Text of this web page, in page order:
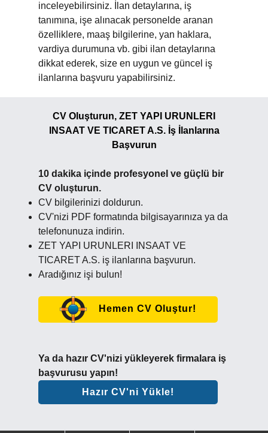
inceleyebilirsiniz. İlan detaylarına, iş
tanımına, işe alınacak personelde aranan
özelliklere, maaş bilgilerine, yan haklara,
vardiya durumuna vb. gibi ilan detaylarına
dikkat ederek, size en uygun ve güncel iş
ilanlarına başvuru yapabilirsiniz.
CV Oluşturun, ZET YAPI URUNLERI
INSAAT VE TICARET A.S. İş İlanlarına
Başvurun
10 dakika içinde profesyonel ve güçlü bir
CV oluşturun.
CV bilgilerinizi doldurun.
CV'nizi PDF formatında bilgisayarınıza ya da
telefonunuza indirin.
ZET YAPI URUNLERI INSAAT VE
TICARET A.S. iş ilanlarına başvurun.
Aradığınız işi bulun!
Hemen CV Oluştur!
Ya da hazır CV'nizi yükleyerek firmalara iş
başvurusu yapın!
Hazır CV'ni Yükle!